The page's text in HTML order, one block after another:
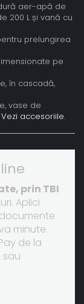
aer-apă de
200 L și vană cu
prelungirea
pe
în cascadă,
vase de
Vezi accesoriile.
prin TBI
Aplici
minute.
de la
sau